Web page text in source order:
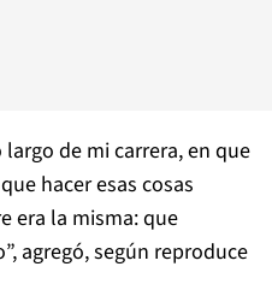
de mi carrera, en que
hacer esas cosas
era la misma: que
agregó, según reproduce